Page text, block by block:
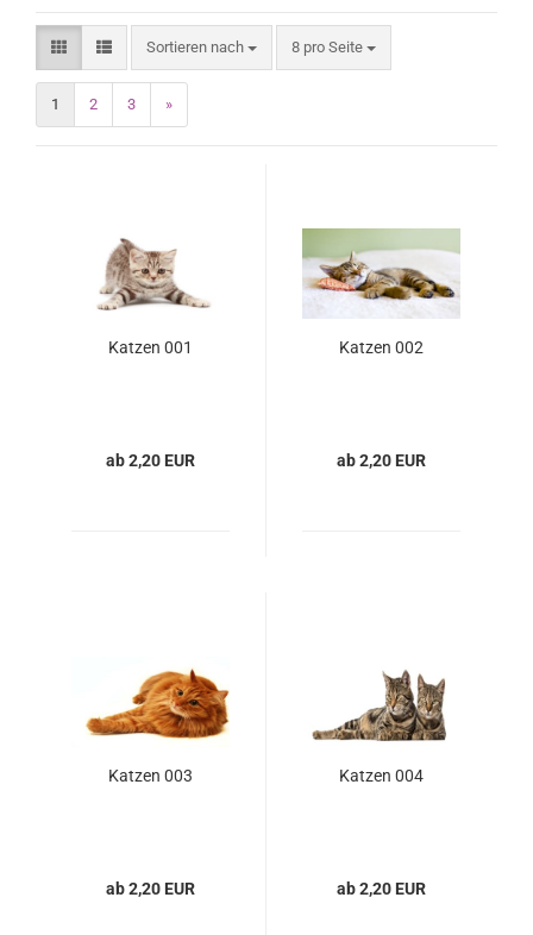
Sortieren nach 8 pro Seite
1 2 3 »
Katzen 001
ab 2,20 EUR
Katzen 002
ab 2,20 EUR
Katzen 003
ab 2,20 EUR
Katzen 004
ab 2,20 EUR